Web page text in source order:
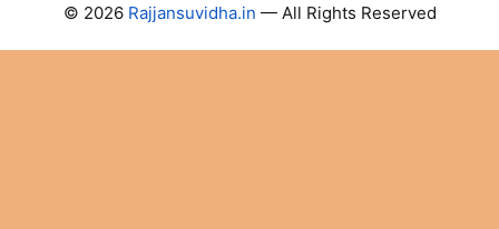
© 2026 Rajjansuvidha.in — All Rights Reserved